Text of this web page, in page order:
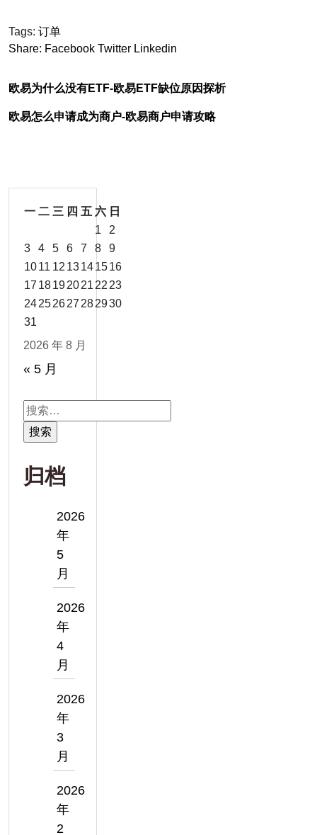
Tags: 订单
Share: Facebook Twitter Linkedin
欧易为什么没有ETF-欧易ETF缺位原因探析
欧易怎么申请成为商户-欧易商户申请攻略
2026 年 8 月
一 二 三 四 五 六 日
1
2
3
4 5 6 7 8
9
1011 12 13141516
17 18192021 22 23
24252627 282930
31
« 5 月
搜
索：
归档
2026
年
5
月
2026
年
4
月
2026
年
3
月
2026
年
2